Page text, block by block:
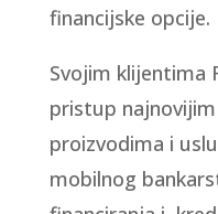
financijske opcije.
Svojim klijentima
pristup
proizvodima i
mobilnog